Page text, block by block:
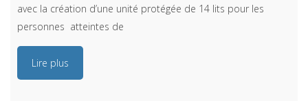
avec la création d’une unité protégée de 14 lits pour les
personnes atteintes de
Lire plus